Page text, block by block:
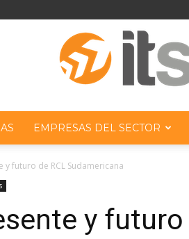
EMPRESAS DEL SECTOR
y futuro de RCL Sudamericana
y futuro